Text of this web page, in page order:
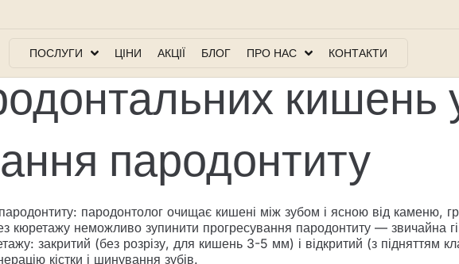
ПОСЛУГИ ЦІНИ АКЦІЇ БЛОГ ПРО НАС КОНТАКТИ
кишень у Києві
кишень
пародонтиту
пародонтолог очищає кишені між зубом і ясною від каменю,
кюретажу неможливо зупинити прогресування пародонтиту — звичайна
закритий (без розрізу, для кишень 3-5 мм) і відкритий (з підняттям
кістки і шинування зубів.